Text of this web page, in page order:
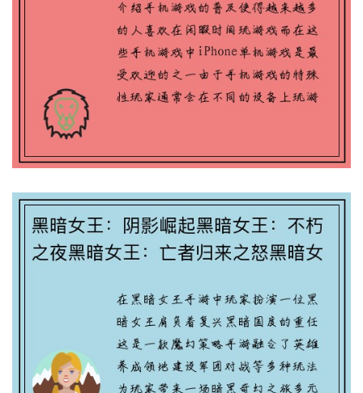
黑暗女王：阴影崛起黑暗女王：不朽之夜
黑暗女王：亡者归来之怒黑暗女王：湮灭
之战黑暗女王：深渊召唤师